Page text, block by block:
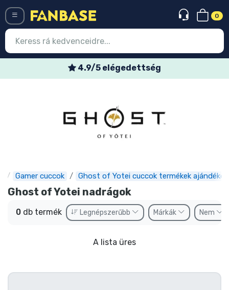
0
4.9/5 elégedettség
Gamer cuccok Ghost of Yotei cuccok termékek ajándékok
Ghost of Yotei nadrágok
0 db termék Legnépszerűbb Márkák Nem
A lista üres
Legújabb cuccok
Előrendelhető cuccok
Outlet cuccok